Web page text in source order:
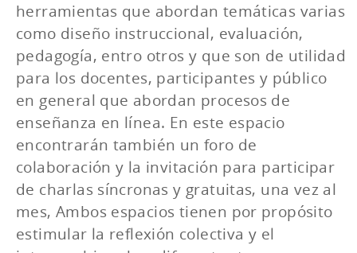
herramientas que abordan temáticas varias
como diseño instruccional, evaluación,
pedagogía, entro otros y que son de utilidad
para los docentes, participantes y público
en general que abordan procesos de
enseñanza en línea. En este espacio
encontrarán también un foro de
colaboración y la invitación para participar
de charlas síncronas y gratuitas, una vez al
mes, Ambos espacios tienen por propósito
estimular la reflexión colectiva y el